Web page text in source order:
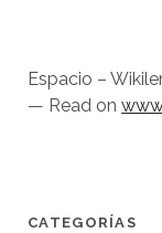
Espacio –
— Read on
CATEGORÍAS